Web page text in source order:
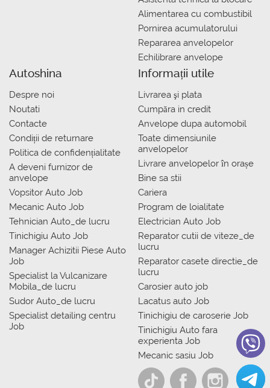
Alimentarea cu combustibil
Pornirea acumulatorului
Repararea anvelopelor
Echilibrare anvelope
Autoshina
Despre noi
Noutati
Contacte
Condiții de returnare
Politica de confidențialitate
A deveni furnizor de
anvelope
Vopsitor Auto Job
Mecanic Auto Job
Tehnician Auto_de lucru
Tinichigiu Auto Job
Manager Achizitii Piese Auto
Job
Specialist la Vulcanizare
Mobila_de lucru
Sudor Auto_de lucru
Specialist detailing centru
Job
Informații utile
Livrarea şi plata
Сumpăra in credit
Anvelope dupa automobil
Toate dimensiunile
anvelopelor
Livrare anvelopelor în orașe
Bine sa stii
Cariera
Program de loialitate
Electrician Auto Job
Reparator cutii de viteze_de
lucru
Reparator casete directie_de
lucru
Carosier auto job
Lacatus auto Job
Tinichigiu de caroserie Job
Tinichigiu Auto fara
experienta Job
Mecanic sasiu Job